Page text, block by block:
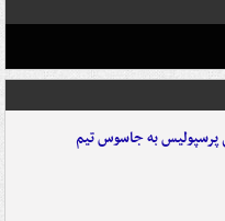
به جاسوس تیم